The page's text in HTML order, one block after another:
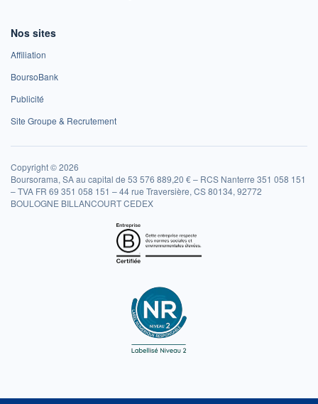
Nos sites
Affiliation
BoursoBank
Publicité
Site Groupe & Recrutement
Copyright © 2026
Boursorama, SA au capital de 53 576 889,20 € – RCS Nanterre 351 058 151
– TVA FR 69 351 058 151 – 44 rue Traversière, CS 80134, 92772
BOULOGNE BILLANCOURT CEDEX